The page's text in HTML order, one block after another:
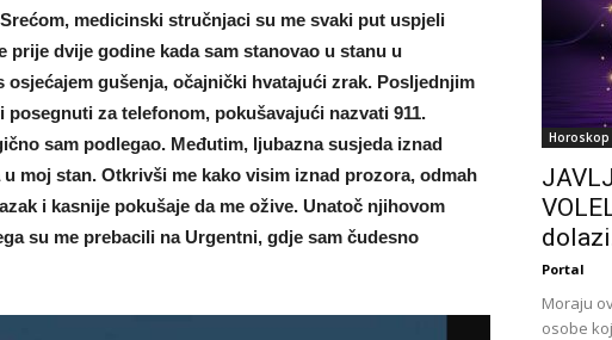
medicinski stručnjaci su me svaki put uspjeli
dvije godine kada sam stanovao u stanu u
gušenja, očajnički hvatajući zrak. Posljednjim
za telefonom, pokušavajući nazvati 911.
sam podlegao. Međutim, ljubazna susjeda iznad
moj stan. Otkrivši me kako visim iznad prozora, odmah
i kasnije pokušaje da me ožive. Unatoč njihovom
su me prebacili na Urgentni, gdje sam čudesno
Horoskop
Portal
Moraju
osobe